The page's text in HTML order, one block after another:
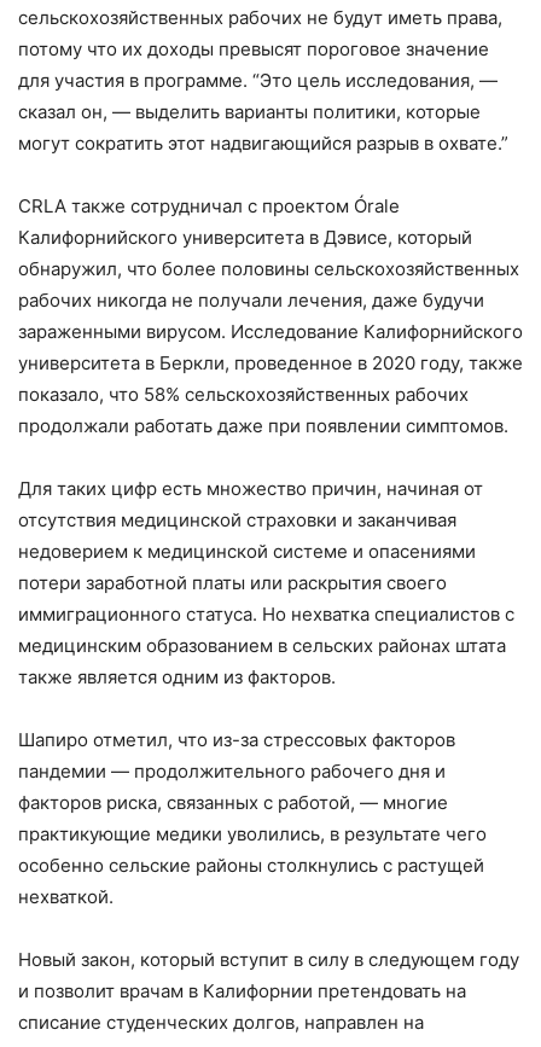
сельскохозяйственных рабочих не будут иметь права,
потому что их доходы превысят пороговое значение
для участия в программе. “Это цель исследования, —
сказал он, — выделить варианты политики, которые
могут сократить этот надвигающийся разрыв в охвате.”
CRLA также сотрудничал с проектом Órale
Калифорнийского университета в Дэвисе, который
обнаружил, что более половины сельскохозяйственных
рабочих никогда не получали лечения, даже будучи
зараженными вирусом. Исследование Калифорнийского
университета в Беркли, проведенное в 2020 году, также
показало, что 58% сельскохозяйственных рабочих
продолжали работать даже при появлении симптомов.
Для таких цифр есть множество причин, начиная от
отсутствия медицинской страховки и заканчивая
недоверием к медицинской системе и опасениями
потери заработной платы или раскрытия своего
иммиграционного статуса. Но нехватка специалистов с
медицинским образованием в сельских районах штата
также является одним из факторов.
Шапиро отметил, что из-за стрессовых факторов
пандемии — продолжительного рабочего дня и
факторов риска, связанных с работой, — многие
практикующие медики уволились, в результате чего
особенно сельские районы столкнулись с растущей
нехваткой.
Новый закон, который вступит в силу в следующем году
и позволит врачам в Калифорнии претендовать на
списание студенческих долгов, направлен на